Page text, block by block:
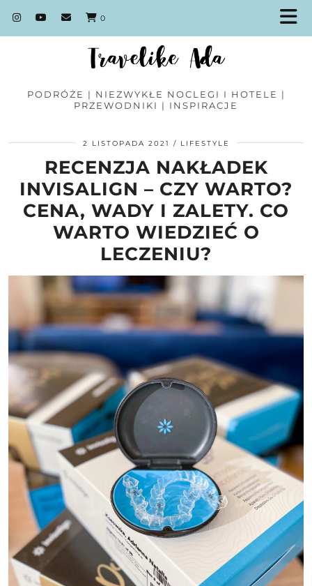
0
PODRÓŻE | NIEZWYKŁE NOCLEGI I HOTELE |
PRZEWODNIKI | INSPIRACJE
2 LISTOPADA 2021 LIFESTYLE
RECENZJA NAKŁADEK
INVISALIGN – CZY WARTO?
CENA, WADY I ZALETY. CO
WARTO WIEDZIEĆ O
LECZENIU?